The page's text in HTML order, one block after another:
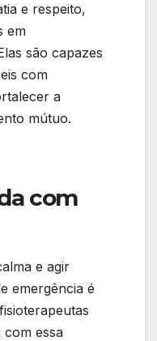
e respeito,
em
são capazes
com
a
mútuo.
com
e agir
emergência é
com essa